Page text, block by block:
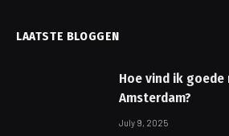
LAATSTE BLOGGEN
Hoe vind ik
Amsterdam?
July 9, 2025